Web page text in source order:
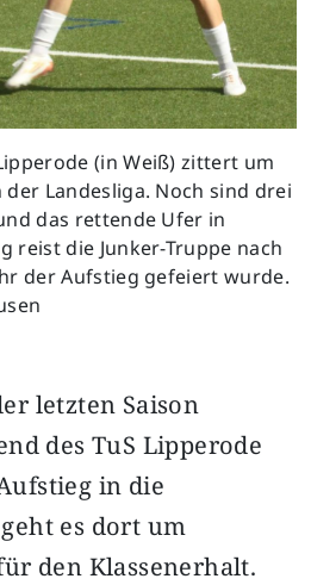
(in Weiß) zittert um
Landesliga. Noch sind drei
das rettende Ufer in
reist die Junker-Truppe nach
der Aufstieg gefeiert wurde.
letzten Saison
des TuS Lipperode
in die
es dort um
den Klassenerhalt.